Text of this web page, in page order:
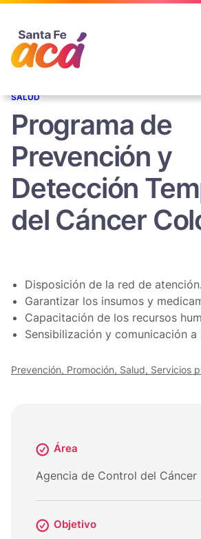
SALUD
Programa de
Prevención y
Detección
del Cáncer
Disposición de la red de atención.
Garantizar los insumos y
Capacitación de los recursos
Sensibilización y comunicación a
Prevención, Promoción, Salud, Servicios
Área
Agencia de Control del Cáncer
Objetivo